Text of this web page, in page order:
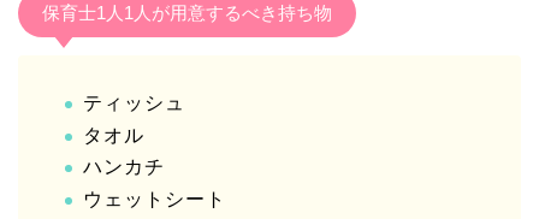
保育士1人1人が用意するべき持ち物
ティッシュ
タオル
ハンカチ
ウェットシート